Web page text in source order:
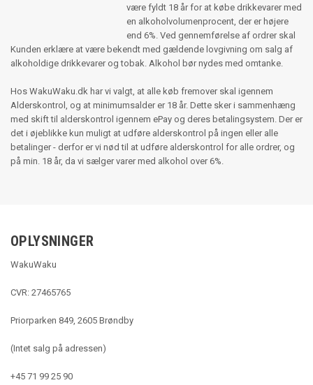
være fyldt 18 år for at købe drikkevarer med
en alkoholvolumenprocent, der er højere
end 6%. Ved gennemførelse af ordrer skal
Kunden erklære at være bekendt med gældende lovgivning om salg af
alkoholdige drikkevarer og tobak. Alkohol bør nydes med omtanke.
Hos WakuWaku.dk har vi valgt, at alle køb fremover skal igennem
Alderskontrol, og at minimumsalder er 18 år. Dette sker i sammenhæng
med skift til alderskontrol igennem ePay og deres betalingsystem. Der er
det i øjeblikke kun muligt at udføre alderskontrol på ingen eller alle
betalinger - derfor er vi nød til at udføre alderskontrol for alle ordrer, og
på min. 18 år, da vi sælger varer med alkohol over 6%.
OPLYSNINGER
WakuWaku
CVR: 27465765
Priorparken 849, 2605 Brøndby
(Intet salg på adressen)
+45 71 99 25 90